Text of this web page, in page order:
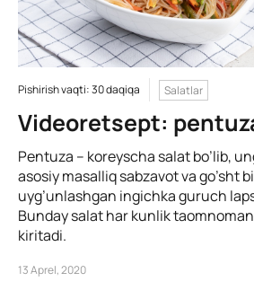
Pishirish vaqti: 30 daqiqa Salatlar
Videoretsept:
Pentuza – koreyscha salat bo’lib,
asosiy masalliq sabzavot va go’sht
uyg’unlashgan ingichka guruch
Bunday salat har kunlik
kiritadi.
13 Aprel, 2020